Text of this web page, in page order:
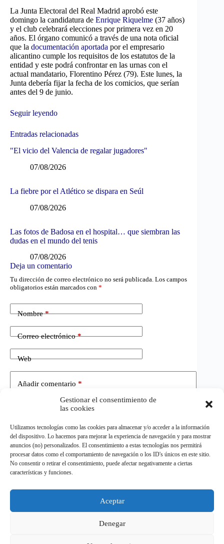
Gestionar el consentimiento de
las cookies
Utilizamos tecnologías como las cookies para almacenar y/o acceder a la información
del dispositivo. Lo hacemos para mejorar la experiencia de navegación y para mostrar
anuncios (no) personalizados. El consentimiento a estas tecnologías nos permitirá
procesar datos como el comportamiento de navegación o los ID's únicos en este sitio.
No consentir o retirar el consentimiento, puede afectar negativamente a ciertas
características y funciones.
Aceptar
Denegar
La Junta Electoral del Real Madrid aprobó este
domingo la candidatura de Enrique Riquelme (37 años)
y el club celebrará elecciones por primera vez en 20
años. El órgano comunicó a través de una nota oficial
que la documentación aportada por el empresario
alicantino cumple los requisitos de los estatutos de la
entidad y este podrá confrontar en las urnas con el
actual mandatario, Florentino Pérez (79). Este lunes, la
Junta debería fijar la fecha de los comicios, que serían
antes del 9 de junio.
Seguir leyendo
Entradas relacionadas
"El vicio del Valencia de regalar jugadores"
07/08/2026
La fiebre por el Atlético se dispara en Seúl
07/08/2026
Las fotos de Badosa en el hospital… que siembran las
dudas en el mundo del tenis
07/08/2026
Deja un comentario
Tu dirección de correo electrónico no será publicada. Los campos
obligatorios están marcados con *
Nombre*
Correo electrónico*
Web
Añadir comentario *
Publicar el comentario
Todos los derechos reservados.